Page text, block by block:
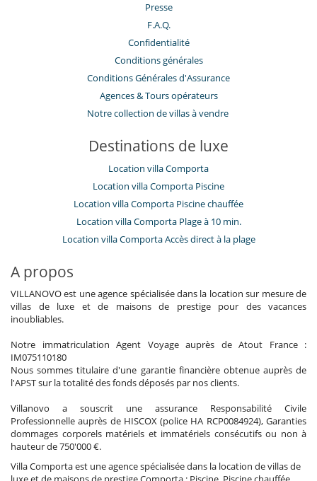
Presse
F.A.Q.
Confidentialité
Conditions générales
Conditions Générales d'Assurance
​Agences & Tours opérateurs
Notre collection de villas à vendre
Destinations de luxe
Location villa Comporta
Location villa Comporta Piscine
Location villa Comporta Piscine chauffée
Location villa Comporta Plage à 10 min.
Location villa Comporta Accès direct à la plage
A propos
VILLANOVO est une agence spécialisée dans la location sur mesure de
villas de luxe et de maisons de prestige pour des vacances
inoubliables.
Notre immatriculation Agent Voyage auprès de Atout France :
IM075110180
Nous sommes titulaire d'une garantie financière obtenue auprès de
l'APST sur la totalité des fonds déposés par nos clients.
Villanovo a souscrit une assurance Responsabilité Civile
Professionnelle auprès de HISCOX (police HA RCP0084924), Garanties
dommages corporels matériels et immatériels consécutifs ou non à
hauteur de 750'000 €.
Villa Comporta est une agence spécialisée dans la location de villas de